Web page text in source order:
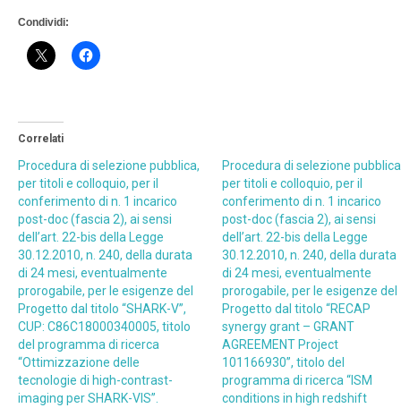
Condividi:
Correlati
Procedura di selezione pubblica,
per titoli e colloquio, per il
conferimento di n. 1 incarico
post-doc (fascia 2), ai sensi
dell’art. 22-bis della Legge
30.12.2010, n. 240, della durata
di 24 mesi, eventualmente
prorogabile, per le esigenze del
Progetto dal titolo “SHARK-V”,
CUP: C86C18000340005, titolo
del programma di ricerca
“Ottimizzazione delle
tecnologie di high-contrast-
imaging per SHARK-VIS”.
Procedura di selezione
per titoli e colloquio, per il
conferimento di n. 1 incarico
post-doc (fascia 2), ai sensi
dell’art. 22-bis della Legge
30.12.2010, n. 240, della durata
di 24 mesi, eventualmente
prorogabile, per le esigenze del
Progetto dal titolo “RECAP
synergy grant – GRANT
AGREEMENT Project
101166930”, titolo del
programma di ricerca “ISM
conditions in high redshift